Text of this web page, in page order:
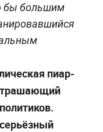
бы большим
пиар-